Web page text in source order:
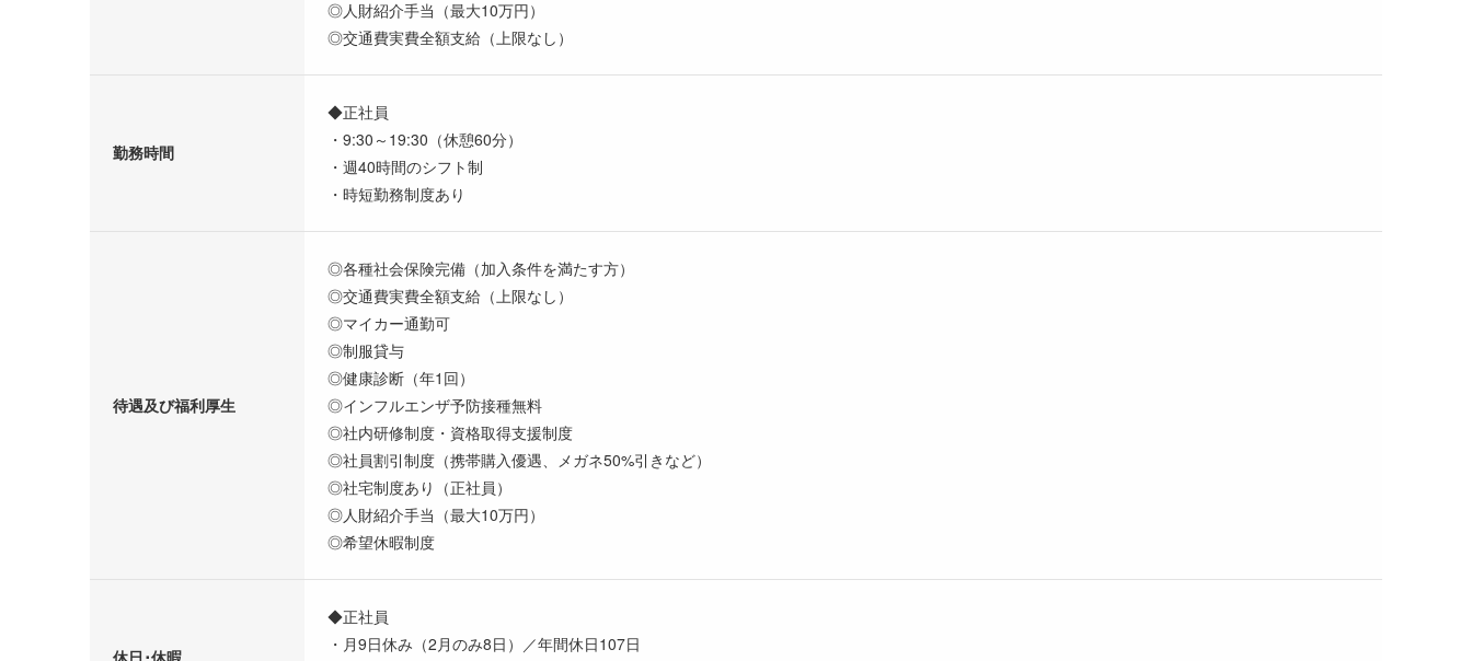
◎人財紹介手当（最大10万円）
◎交通費実費全額支給（上限なし）
勤務時間
◆正社員
・9:30～19:30（休憩60分）
・週40時間のシフト制
・時短勤務制度あり
待遇及び福利厚生
◎各種社会保険完備（加入条件を満たす方）
◎交通費実費全額支給（上限なし）
◎マイカー通勤可
◎制服貸与
◎健康診断（年1回）
◎インフルエンザ予防接種無料
◎社内研修制度・資格取得支援制度
◎社員割引制度（携帯購入優遇、メガネ50%引きなど）
◎社宅制度あり（正社員）
◎人財紹介手当（最大10万円）
◎希望休暇制度
休日･休暇
◆正社員
・月9日休み（2月のみ8日）／年間休日107日